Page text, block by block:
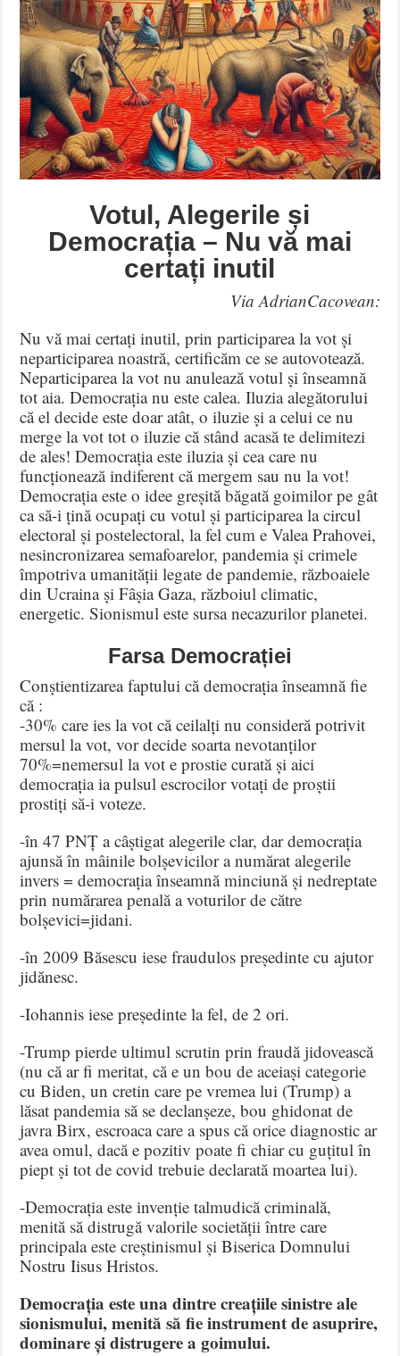
Votul, Alegerile și
Democrația – Nu vă mai
certați inutil
Via AdrianCacovean:
Nu vă mai certați inutil, prin participarea la vot și
neparticiparea noastră, certificăm ce se autovotează.
Neparticiparea la vot nu anulează votul și înseamnă
tot aia. Democrația nu este calea. Iluzia alegătorului
că el decide este doar atât, o iluzie și a celui ce nu
merge la vot tot o iluzie că stând acasă te delimitezi
de ales! Democrația este iluzia și cea care nu
funcționează indiferent că mergem sau nu la vot!
Democrația este o idee greșită băgată goimilor pe gât
ca să-i țină ocupați cu votul și participarea la circul
electoral și postelectoral, la fel cum e Valea Prahovei,
nesincronizarea semafoarelor, pandemia și crimele
împotriva umanității legate de pandemie, războaiele
din Ucraina și Fâșia Gaza, războiul climatic,
energetic. Sionismul este sursa necazurilor planetei.
Farsa Democrației
Conștientizarea faptului că democrația înseamnă fie
că :
-30% care ies la vot că ceilalți nu consideră potrivit
mersul la vot, vor decide soarta nevotanților
70%=nemersul la vot e prostie curată și aici
democrația ia pulsul escrocilor votați de proștii
prostiți să-i voteze.
-în 47 PNȚ a câștigat alegerile clar, dar democrația
ajunsă în mâinile bolșevicilor a numărat alegerile
invers = democrația înseamnă minciună și nedreptate
prin numărarea penală a voturilor de către
bolșevici=jidani.
-în 2009 Băsescu iese fraudulos președinte cu ajutor
jidănesc.
-Iohannis iese președinte la fel, de 2 ori.
-Trump pierde ultimul scrutin prin fraudă jidovească
(nu că ar fi meritat, că e un bou de aceiași categorie
cu Biden, un cretin care pe vremea lui (Trump) a
lăsat pandemia să se declanșeze, bou ghidonat de
javra Birx, escroaca care a spus că orice diagnostic ar
avea omul, dacă e pozitiv poate fi chiar cu guțitul în
piept și tot de covid trebuie declarată moartea lui).
-Democrația este invenție talmudică criminală,
menită să distrugă valorile societății între care
principala este creștinismul și Biserica Domnului
Nostru Iisus Hristos.
Democrația este una dintre creațiile sinistre ale
sionismului, menită să fie instrument de asuprire,
dominare și distrugere a goimului.